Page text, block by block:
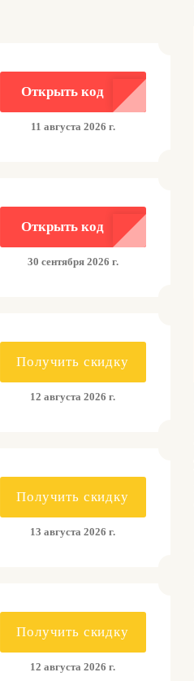
Открыть код
11 августа 2026 г.
Открыть код
30 сентября 2026 г.
Получить скидку
12 августа 2026 г.
Получить скидку
13 августа 2026 г.
Получить скидку
12 августа 2026 г.